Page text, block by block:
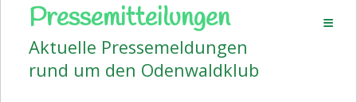
Startseite
Aktuelles
Pressemitteilungen
Pressemitteilungen
Aktuelle Pressemeldungen
rund um den Odenwaldklub